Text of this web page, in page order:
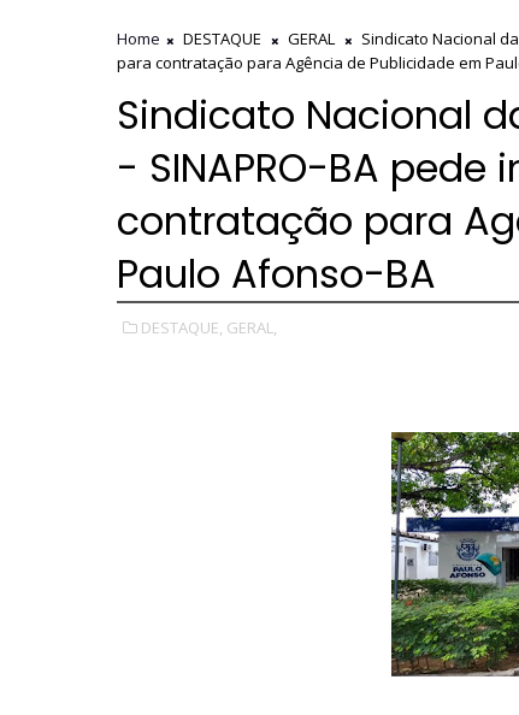
Home DESTAQUE GERAL
Sindicato Nacional
para contratação para Agência de Publicidade em
Sindicato Nacional
- SINAPRO-BA
contratação para
Paulo Afonso-BA
DESTAQUE, GERAL,